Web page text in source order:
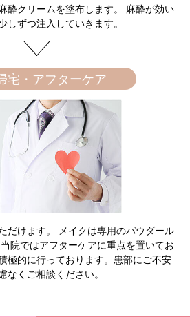
酔クリームを塗布します。 麻酔が効い
しずつ注入していきます。
・アフターケア
だけます。 メイクは専用のパウダール
院ではアフターケアに重点を置いてお
極的に行っております。患部にご不安
なくご相談ください。